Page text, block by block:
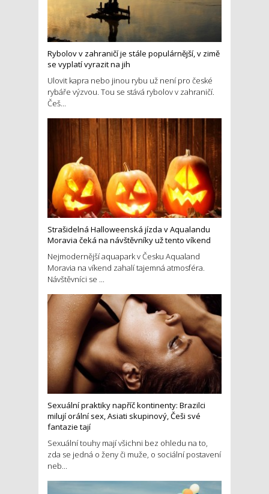
Rybolov v zahraničí je stále populárnější, v zimě
se vyplatí vyrazit na jih
Ulovit kapra nebo jinou rybu už není pro české
rybáře výzvou. Tou se stává rybolov v zahraničí.
Češ...
Strašidelná Halloweenská jízda v Aqualandu
Moravia čeká na návštěvníky už tento víkend
Nejmodernější aquapark v Česku Aqualand
Moravia na víkend zahalí tajemná atmosféra.
Návštěvníci se ...
Sexuální praktiky napříč kontinenty: Brazilci
milují orální sex, Asiati skupinový, Češi své
fantazie tají
Sexuální touhy mají všichni bez ohledu na to,
zda se jedná o ženy či muže, o sociální postavení
neb...